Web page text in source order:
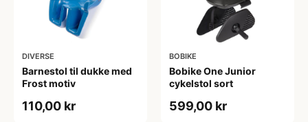
DIVERSE
Barnestol til dukke med
Frost motiv
110,00 kr
BOBIKE
Bobike One Junior
cykelstol sort
599,00 kr